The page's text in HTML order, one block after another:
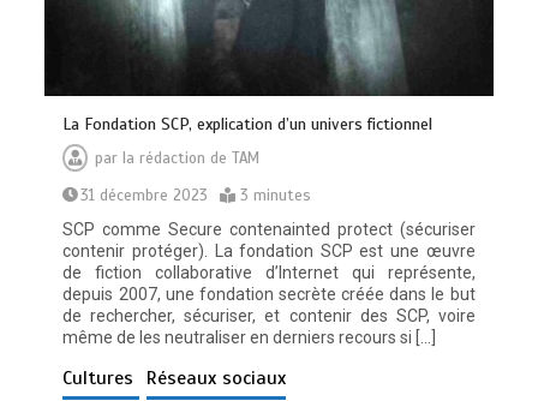
La Fondation SCP, explication d’un univers fictionnel
par la rédaction de TAM
31 décembre 2023
3 minutes
SCP comme Secure contenainted protect (sécuriser
contenir protéger). La fondation SCP est une œuvre
de fiction collaborative d’Internet qui représente,
depuis 2007, une fondation secrète créée dans le but
de rechercher, sécuriser, et contenir des SCP, voire
même de les neutraliser en derniers recours si […]
Cultures Réseaux sociaux